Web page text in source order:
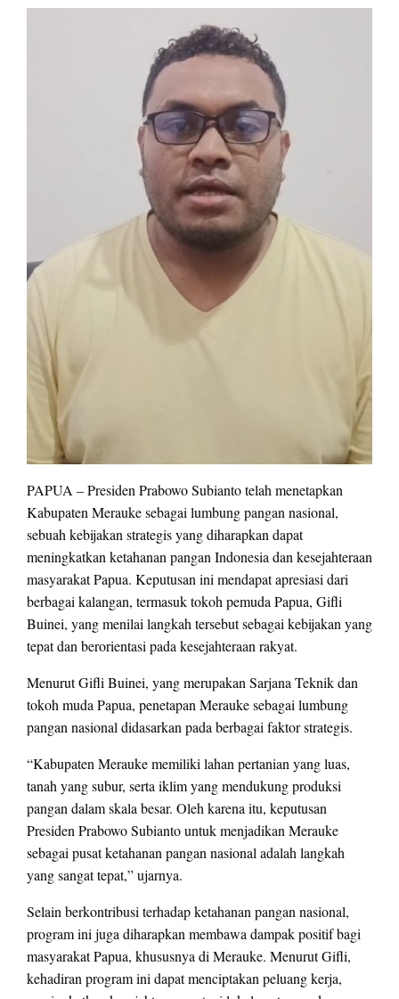
PAPUA – Presiden Prabowo Subianto telah menetapkan
Kabupaten Merauke sebagai lumbung pangan nasional,
sebuah kebijakan strategis yang diharapkan dapat
meningkatkan ketahanan pangan Indonesia dan kesejahteraan
masyarakat Papua. Keputusan ini mendapat apresiasi dari
berbagai kalangan, termasuk tokoh pemuda Papua, Gifli
Buinei, yang menilai langkah tersebut sebagai kebijakan yang
tepat dan berorientasi pada kesejahteraan rakyat.
Menurut Gifli Buinei, yang merupakan Sarjana Teknik dan
tokoh muda Papua, penetapan Merauke sebagai lumbung
pangan nasional didasarkan pada berbagai faktor strategis.
“Kabupaten Merauke memiliki lahan pertanian yang luas,
tanah yang subur, serta iklim yang mendukung produksi
pangan dalam skala besar. Oleh karena itu, keputusan
Presiden Prabowo Subianto untuk menjadikan Merauke
sebagai pusat ketahanan pangan nasional adalah langkah
yang sangat tepat,” ujarnya.
Selain berkontribusi terhadap ketahanan pangan nasional,
program ini juga diharapkan membawa dampak positif bagi
masyarakat Papua, khususnya di Merauke. Menurut Gifli,
kehadiran program ini dapat menciptakan peluang kerja,